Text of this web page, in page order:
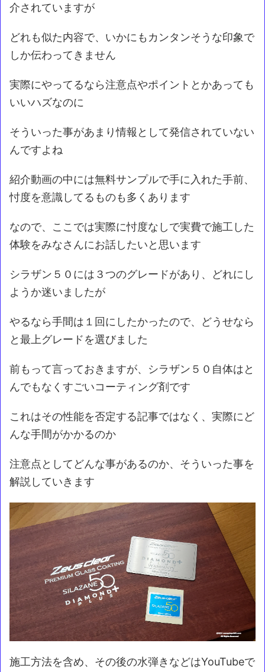
介されていますが
どれも似た内容で、いかにもカンタンそうな印象で
しか伝わってきません
実際にやってるなら注意点やポイントとかあっても
いいハズなのに
そういった事があまり情報として発信されていない
んですよね
紹介動画の中には無料サンプルで手に入れた手前、
忖度を意識してるものも多くあります
なので、ここでは実際に忖度なしで実費で施工した
体験をみなさんにお話したいと思います
シラザン５０には３つのグレードがあり、どれにし
ようか迷いましたが
やるなら手間は１回にしたかったので、どうせなら
と最上グレードを選びました
前もって言っておきますが、シラザン５０自体はと
んでもなくすごいコーティング剤です
これはその性能を否定する記事ではなく、実際にど
んな手間がかかるのか
注意点としてどんな事があるのか、そういった事を
解説していきます
施工方法を含め、その後の水弾きなどはYouTubeで